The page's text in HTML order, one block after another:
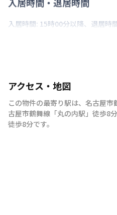
入居時間: 15時00分以降、退居時
アクセス・地図
この物件の最寄り駅は、 名古屋市
古屋市鶴舞線 「丸の内駅 」 徒歩8分
徒歩8分です。